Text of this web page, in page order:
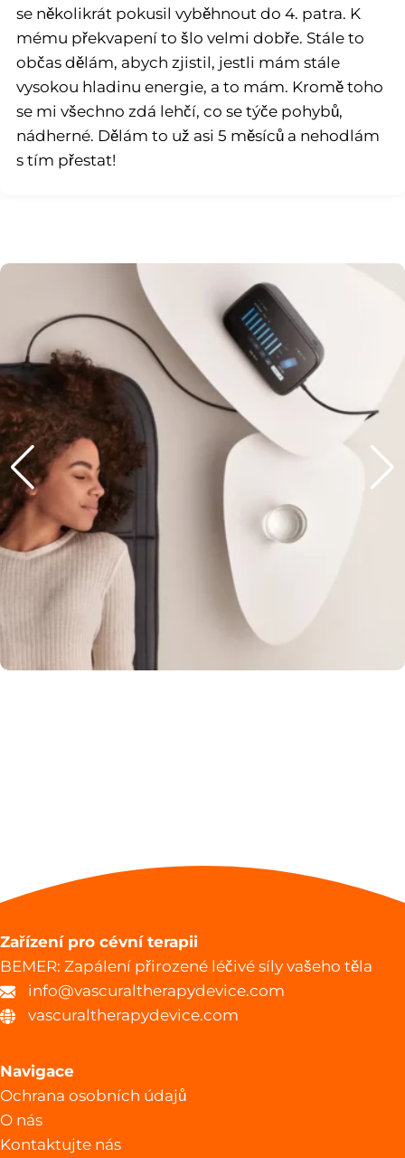
se několikrát pokusil vyběhnout do 4. patra. K
mému překvapení to šlo velmi dobře. Stále to
občas dělám, abych zjistil, jestli mám stále
vysokou hladinu energie, a to mám. Kromě toho
se mi všechno zdá lehčí, co se týče pohybů,
nádherné. Dělám to už asi 5 měsíců a nehodlám
s tím přestat!
Zařízení pro cévní terapii
BEMER: Zapálení přirozené léčivé síly vašeho těla
info@vascuraltherapydevice.com
vascuraltherapydevice.com
Navigace
Ochrana osobních údajů
O nás
Kontaktujte nás